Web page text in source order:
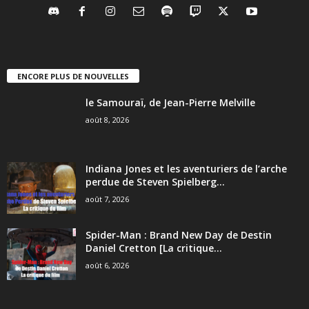
ENCORE PLUS DE NOUVELLES
le Samouraï, de Jean-Pierre Melville
août 8, 2026
Indiana Jones et les aventuriers de l’arche
perdue de Steven Spielberg...
août 7, 2026
Spider-Man : Brand New Day de Destin
Daniel Cretton [La critique...
août 6, 2026